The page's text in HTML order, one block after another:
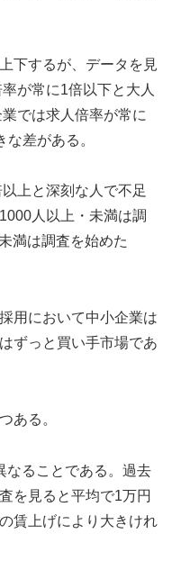
下するが、データを見
が常に1倍以下と大人
では求人倍率が常に
差がある。
上と深刻な人で不足
人以上・未満は調
満は調査を始めた
用において中小企業は
ずっと買い手市場であ
ある。
なることである。過去
を見ると平均で1万円
賃上げにより大きけれ